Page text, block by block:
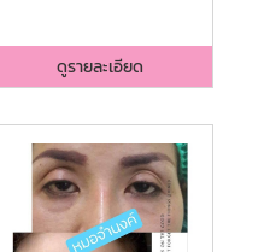
ดูรายละเอียด